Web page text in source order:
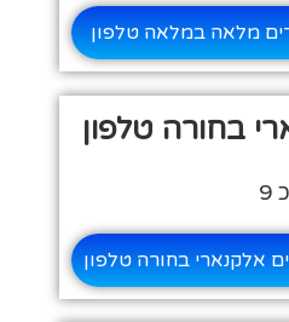
מלאה במלאה טלפון
בחורה טלפון
אלקנארי בחורה טלפון